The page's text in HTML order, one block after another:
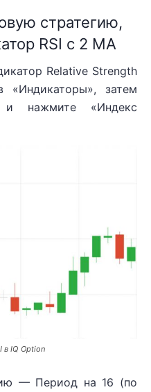
стратегию,
RSI с 2 MA
Relative Strength
«Индикаторы», затем
и нажмите «Индекс
в IQ Option
— Период на 16 (по